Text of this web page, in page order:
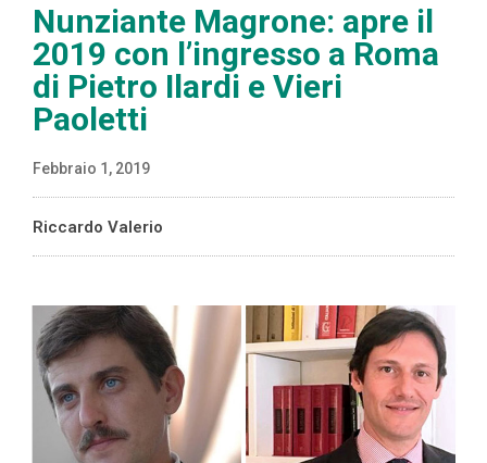
Nunziante Magrone: apre il
2019 con l’ingresso a Roma
di Pietro Ilardi e Vieri
Paoletti
Febbraio 1, 2019
Riccardo Valerio